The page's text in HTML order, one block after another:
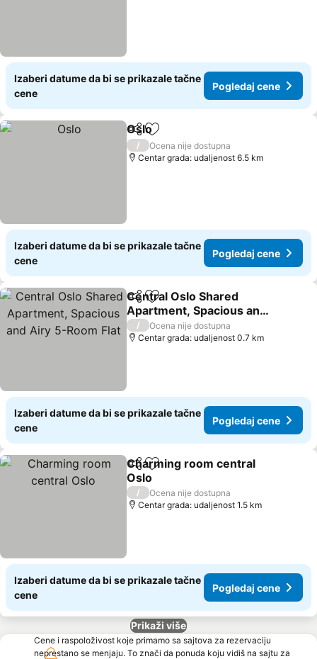
Izaberi datume da bi se prikazale tačne
cene
Pogledaj cene
Deli Dodati u favorite
Oslo
/
Ocena nije dostupna
Centar grada: udaljenost 6.5 km
Izaberi datume da bi se prikazale tačne
cene
Pogledaj cene
Deli Dodati u favorite
Central Oslo Shared
Apartment, Spacious and
Airy 5-Room Flat
Pogledaj cene
/
Ocena nije dostupna
Centar grada: udaljenost 0.7 km
Izaberi datume da bi se prikazale tačne
cene
Pogledaj cene
Deli Dodati u favorite
Charming room central
Oslo
Pogledaj cene
/
Ocena nije dostupna
Centar grada: udaljenost 1.5 km
Izaberi datume da bi se prikazale tačne
cene
Pogledaj cene
Prikaži više
Cene i raspoloživost koje primamo sa sajtova za rezervaciju
neprestano se menjaju. To znači da ponuda koju vidiš na sajtu za